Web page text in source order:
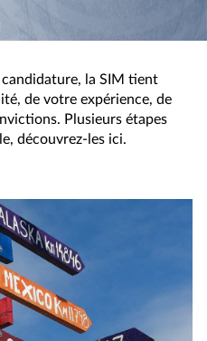
la SIM tient
de votre expérience, de
Plusieurs étapes
découvrez-les ici.